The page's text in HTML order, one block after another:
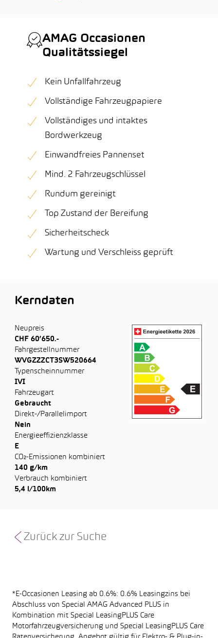
AMAG Occasionen
Qualitätssiegel
Kein Unfallfahrzeug
Vollständige Fahrzeugpapiere
Vollständiges und intaktes
Bordwerkzeug
Einwandfreies Pannenset
Mind. 2 Fahrzeugschlüssel
Rundum gereinigt
Top Zustand der Bereifung
Sicherheitscheck
Wartung und Verschleiss geprüft
Kerndaten
Neupreis
CHF 60’650.-
Fahrgestellnummer
WVGZZZCT3SW520664
Typenscheinnummer
IVI
Fahrzeugart
Gebraucht
Direkt-/Parallelimport
Nein
Energieeffizienzklasse
E
CO₂-Emissionen kombiniert
140 g/km
Verbrauch kombiniert
5,4 l/100km
Zurück zur Suche
*E-Occasionen Leasing ab 0.6%: 0.6% Leasingzins bei
Abschluss von Special AMAG Advanced PLUS in
Kombination mit Special LeasingPLUS Care
Motorfahrzeugversicherung und Special LeasingPLUS Care